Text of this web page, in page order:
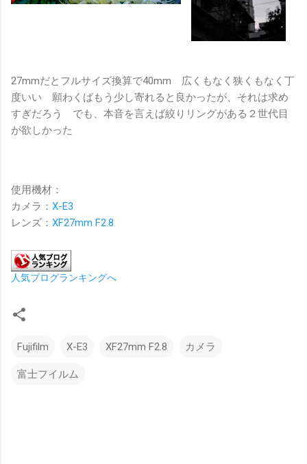
27mmだとフルサイズ換算で40mm 広くもなく狭くもなく丁
度いい 願わくばもう少し寄れると良かったが、それは求め
すぎだろう でも、本音を言えば絞りリングがある２世代目
が欲しかった
使用機材：
カメラ： X-E3
レンズ： XF27mm F2.8
人気ブログランキングへ
Fujifilm X-E3 XF27mm F2.8 カメラ
富士フイルム